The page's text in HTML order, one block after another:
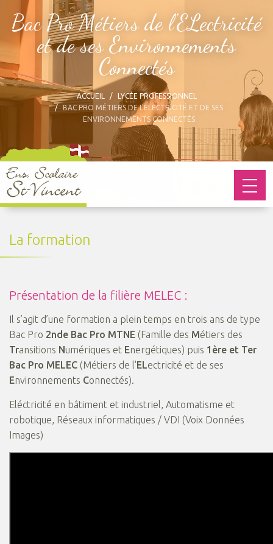
Bac Pro Métiers de l'ELectricité
et de ses Environnements
Connectés
ACCUEIL
LYCÉE PROFESSIONNEL
BAC PRO MÉTIERS DE L'ELECTRICITÉ ET DE SES
ENVIRONNEMENTS CONNECTÉS
La formation
Présentation de la filière MELEC :
Il s’agit d’une formation a plein temps en trois ans de type
Bac Pro 2nde Bac Pro MTNE (Famille des Métiers des
Transitions Numériques et Energétiques) puis 1ère et Ter
Bac Pro MELEC (Métiers de l'ELectricité et de ses
Environnements Connectés).
Eléctricité en bâtiment et industriel, Automatisme et
robotique, Réseaux informatiques / VDI (Voix Données
Images)